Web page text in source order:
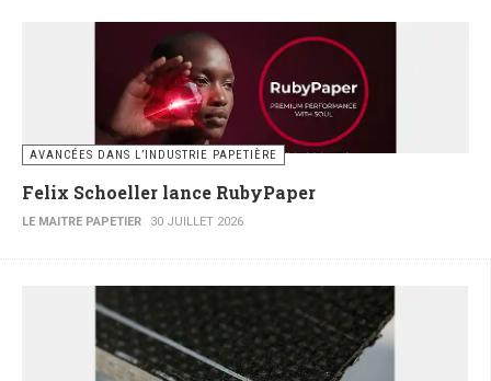
AVANCÉES DANS L’INDUSTRIE PAPETIÈRE
Felix Schoeller lance RubyPaper
LE MAITRE PAPETIER 30 JUILLET 2026